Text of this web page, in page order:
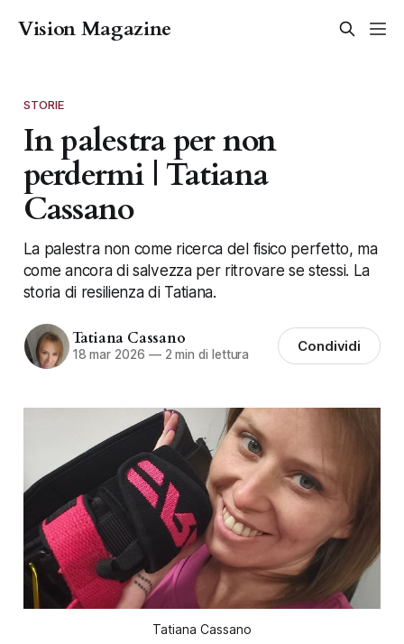
Vision Magazine
STORIE
In palestra per non
perdermi | Tatiana
Cassano
La palestra non come ricerca del fisico perfetto, ma
come ancora di salvezza per ritrovare se stessi. La
storia di resilienza di Tatiana.
Tatiana Cassano
18 mar 2026 —2 min di lettura Condividi
Tatiana Cassano